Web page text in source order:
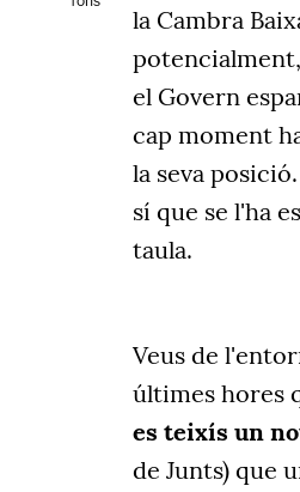
la Cambra
el Govern
cap moment
la seva
sí que se l'ha
taula.
Veus de
últimes hores
es teixís un
de Junts) que